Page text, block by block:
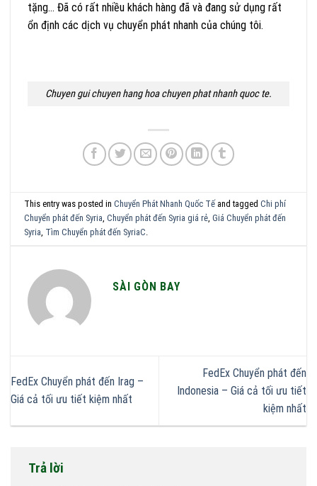
tặng… Đã có rất nhiều khách hàng đã và đang sử dụng rất
ổn định các dịch vụ chuyển phát nhanh của chúng tôi.
Chuyen gui chuyen hang hoa chuyen phat nhanh quoc te.
This entry was posted inChuyển Phát Nhanh Quốc Tế and taggedChi phí
Chuyển phát đến Syria,Chuyển phát đến Syria giá rẻ,Giá Chuyển phát đến
Syria, Tìm Chuyển phát đến SyriaC.
SÀI GÒN BAY
FedEx Chuyển phát đến Irag –
Giá cả tối ưu tiết kiệm nhất
FedEx Chuyển phát đến
Indonesia – Giá cả tối ưu tiết
kiệm nhất
Trả lời